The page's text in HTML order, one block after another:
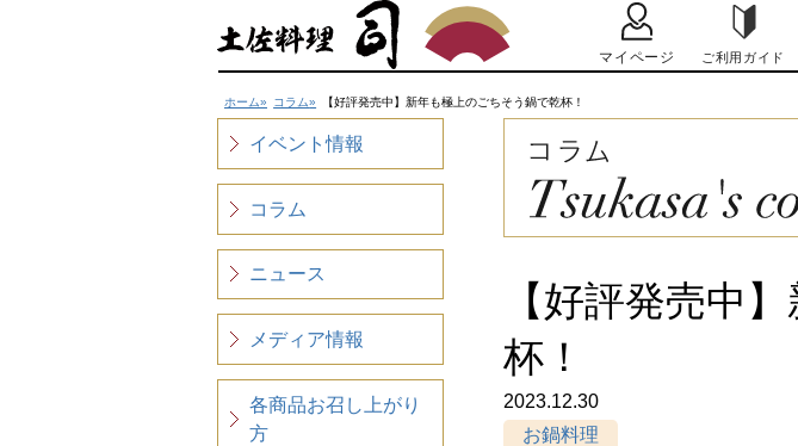
ホーム コラム 【好評発売中】新年も極上のごちそう鍋で乾杯！
【好評発売中
杯！
2023.12.30
お鍋料理
イベント情報
コラム
ニュース
メディア情報
各商品お召し上がり
方